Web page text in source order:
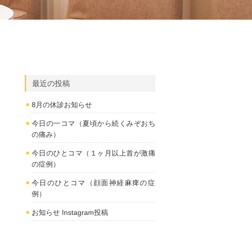
最近の投稿
8月の休診お知らせ
今日の一コマ（夏頃から続くみぞおち
の痛み）
今日のひとコマ（１ヶ月以上首が激痛
の症例）
今日のひとコマ（顔面神経麻痺の症
例）
お知らせ Instagram投稿